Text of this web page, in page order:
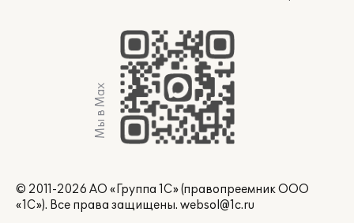
Мы в Max
© 2011-2026 АО «Группа 1С» (правопреемник ООО
«1С»). Все права защищены. websol@1c.ru